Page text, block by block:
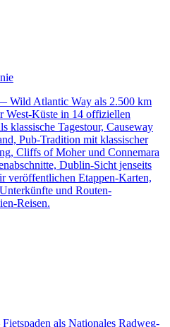
Wild Atlantic Way als 2.500 km
West-Küste in 14 offiziellen
klassische Tagestour, Causeway
Pub-Tradition mit klassischer
Cliffs of Moher und Connemara
Dublin-Sicht jenseits
veröffentlichen Etappen-Karten,
und Routen-
Reisen.
als Nationales Radweg-